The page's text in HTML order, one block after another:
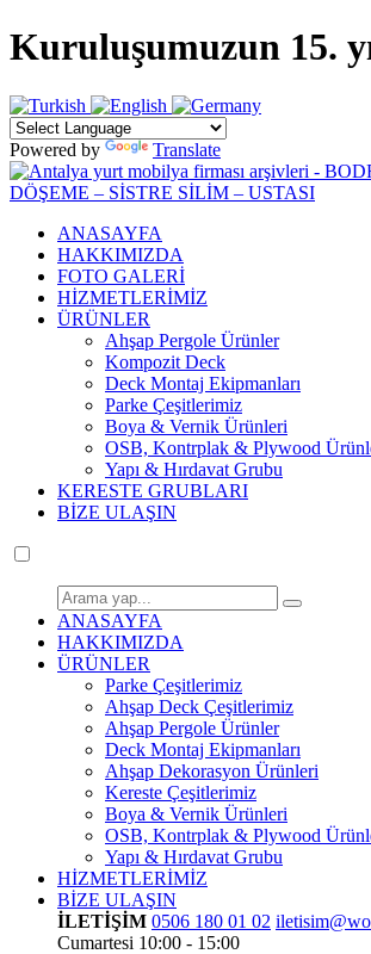
Kuruluşumuzun 15.
Powered by Translate
ANASAYFA
HAKKIMIZDA
FOTO GALERİ
HİZMETLERİMİZ
ÜRÜNLER
Ahşap Pergole Ürünler
Kompozit Deck
Deck Montaj Ekipmanları
Parke Çeşitlerimiz
Boya & Vernik Ürünleri
OSB, Kontrplak & Plywood
Yapı & Hırdavat Grubu
KERESTE GRUBLARI
BİZE ULAŞIN
ANASAYFA
HAKKIMIZDA
ÜRÜNLER
Parke Çeşitlerimiz
Ahşap Deck Çeşitlerimiz
Ahşap Pergole Ürünler
Deck Montaj Ekipmanları
Ahşap Dekorasyon Ürünleri
Kereste Çeşitlerimiz
Boya & Vernik Ürünleri
OSB, Kontrplak & Plywood
Yapı & Hırdavat Grubu
HİZMETLERİMİZ
BİZE ULAŞIN
İLETİŞİM 0506 180 01 02
Cumartesi 10:00 - 15:00